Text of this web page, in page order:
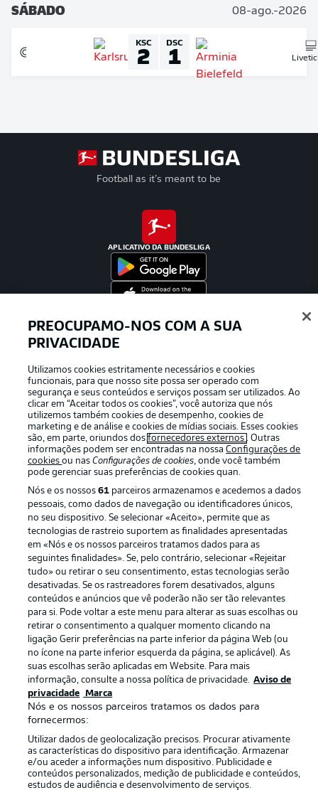
SÁBADO 08-ago.-2026
KSC
2 DSC
1
Football as it’s meant to be
APLICATIVO DA BUNDESLIGA
Oferecido por
Publicidade Avisos legais
Gerir preferências Aviso de privacidade
Termos de uso Trabalhe conosco
Marca Contato
Jogadores
Escolha seu idioma
Português
PREOCUPAMO-NOS COM A SUA
PRIVACIDADE
Utilizamos cookies estritamente necessários e cookies
funcionais, para que nosso site possa ser operado com
segurança e seus conteúdos e serviços possam ser utilizados. Ao
clicar em “Aceitar todos os cookies”, você autoriza que nós
utilizemos também cookies de desempenho, cookies de
marketing e de análise e cookies de mídias sociais. Esses cookies
são, em parte, oriundos dosfornecedores externos . Outras
informações podem ser encontradas na nossaConfigurações de
cookiesou nasConfigurações de cookies, onde você também
pode gerenciar suas preferências de cookies quan.
Nós e os nossos61 parceiros armazenamos e acedemos a dados
pessoais, como dados de navegação ou identificadores únicos,
no seu dispositivo. Se selecionar «Aceito», permite que as
tecnologias de rastreio suportem as finalidades apresentadas
em «Nós e os nossos parceiros tratamos dados para as
seguintes finalidades». Se, pelo contrário, selecionar «Rejeitar
tudo» ou retirar o seu consentimento, estas tecnologias serão
desativadas. Se os rastreadores forem desativados, alguns
conteúdos e anúncios que vê poderão não ser tão relevantes
para si. Pode voltar a este menu para alterar as suas escolhas ou
retirar o consentimento a qualquer momento clicando na
ligação Gerir preferências na parte inferior da página Web (ou
no ícone na parte inferior esquerda da página, se aplicável). As
suas escolhas serão aplicadas em Website. Para mais
informação, consulte a nossa política de privacidade. Aviso de
privacidade
Marca
Nós e os nossos parceiros tratamos os dados para
fornecermos:
Utilizar dados de geolocalização precisos. Procurar ativamente
as características do dispositivo para identificação. Armazenar
e/ou aceder a informações num dispositivo. Publicidade e
conteúdos personalizados, medição de publicidade e conteúdos,
estudos de audiência e desenvolvimento de serviços.